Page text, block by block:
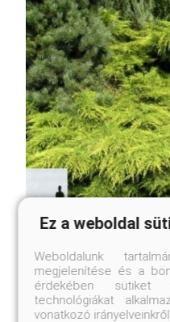
Juniperus
Ez a weboldal
Weboldalunk
megjelenítése és a
érdekében sütiket
technológiákat
vonatkozó